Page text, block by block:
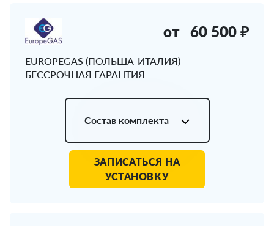
EUROPEGAS (ПОЛЬША-ИТАЛИЯ)
БЕССРОЧНАЯ ГАРАНТИЯ
от 60 500 ₽
Состав комплекта
ЗАПИСАТЬСЯ НА
УСТАНОВКУ